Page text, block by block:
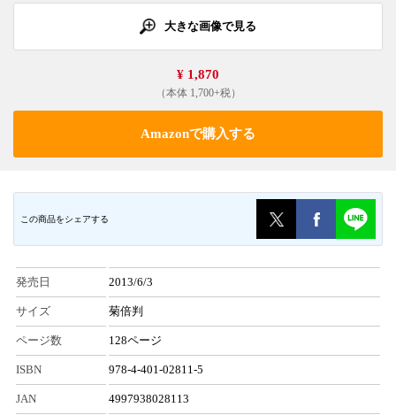
大きな画像で見る
¥ 1,870
（本体 1,700+税）
Amazonで購入する
この商品をシェアする
発売日 2013/6/3
サイズ 菊倍判
ページ数 128ページ
ISBN 978-4-401-02811-5
JAN 4997938028113